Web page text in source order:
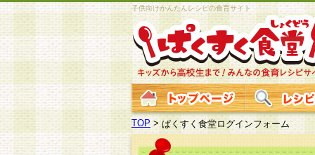
子供向けかんたんレシピの食育サイト
TOP >ぱくすく食堂ログインフォーム